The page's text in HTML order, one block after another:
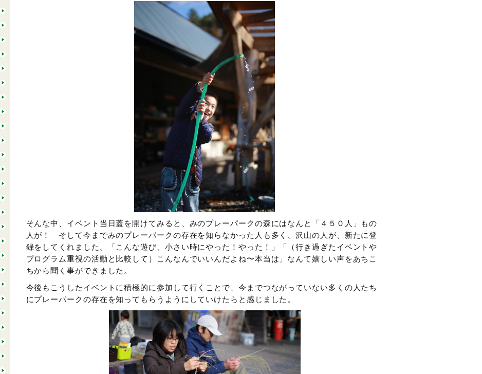
そんな中、イベント当日蓋を開けてみると、みのプレーパークの森にはなんと「４５０人」もの
人が！ そして今までみのプレーパークの存在を知らなかった人も多く、沢山の人が、新たに登
録をしてくれました。「こんな遊び、小さい時にやった！やった！」「（行き過ぎたイベントや
プログラム重視の活動と比較して）こんなんでいいんだよね〜本当は」なんて嬉しい声をあちこ
ちから聞く事ができました。
今後もこうしたイベントに積極的に参加して行くことで、今までつながっていない多くの人たち
にプレーパークの存在を知ってもらうようにしていけたらと感じました。